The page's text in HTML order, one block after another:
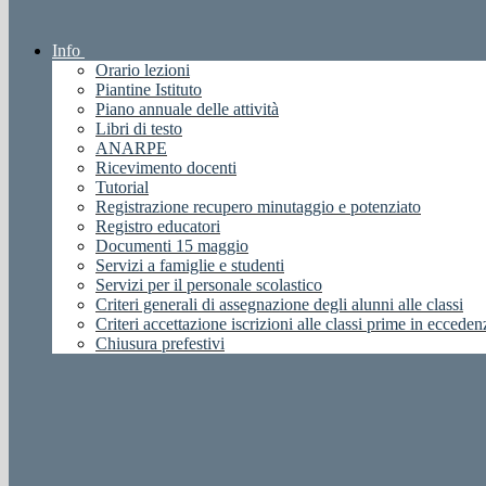
Info
Orario lezioni
Piantine Istituto
Piano annuale delle attività
Libri di testo
ANARPE
Ricevimento docenti
Tutorial
Registrazione recupero minutaggio e potenziato
Registro educatori
Documenti 15 maggio
Servizi a famiglie e studenti
Servizi per il personale scolastico
Criteri generali di assegnazione degli alunni alle classi
Criteri accettazione iscrizioni alle classi prime in
Chiusura prefestivi